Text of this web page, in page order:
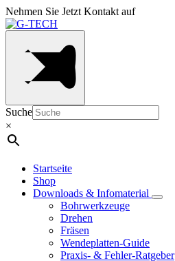
Nehmen Sie Jetzt Kontakt auf
Suche
×
Startseite
Shop
Downloads & Infomaterial
Bohrwerkzeuge
Drehen
Fräsen
Wendeplatten-Guide
Praxis- & Fehler-Ratgeber